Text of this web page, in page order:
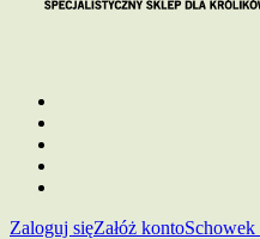
Zaloguj sięZałóż kontoSchowek